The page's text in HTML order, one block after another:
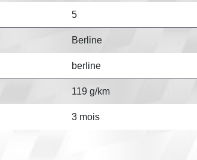
5
Berline
berline
119 g/km
3 mois